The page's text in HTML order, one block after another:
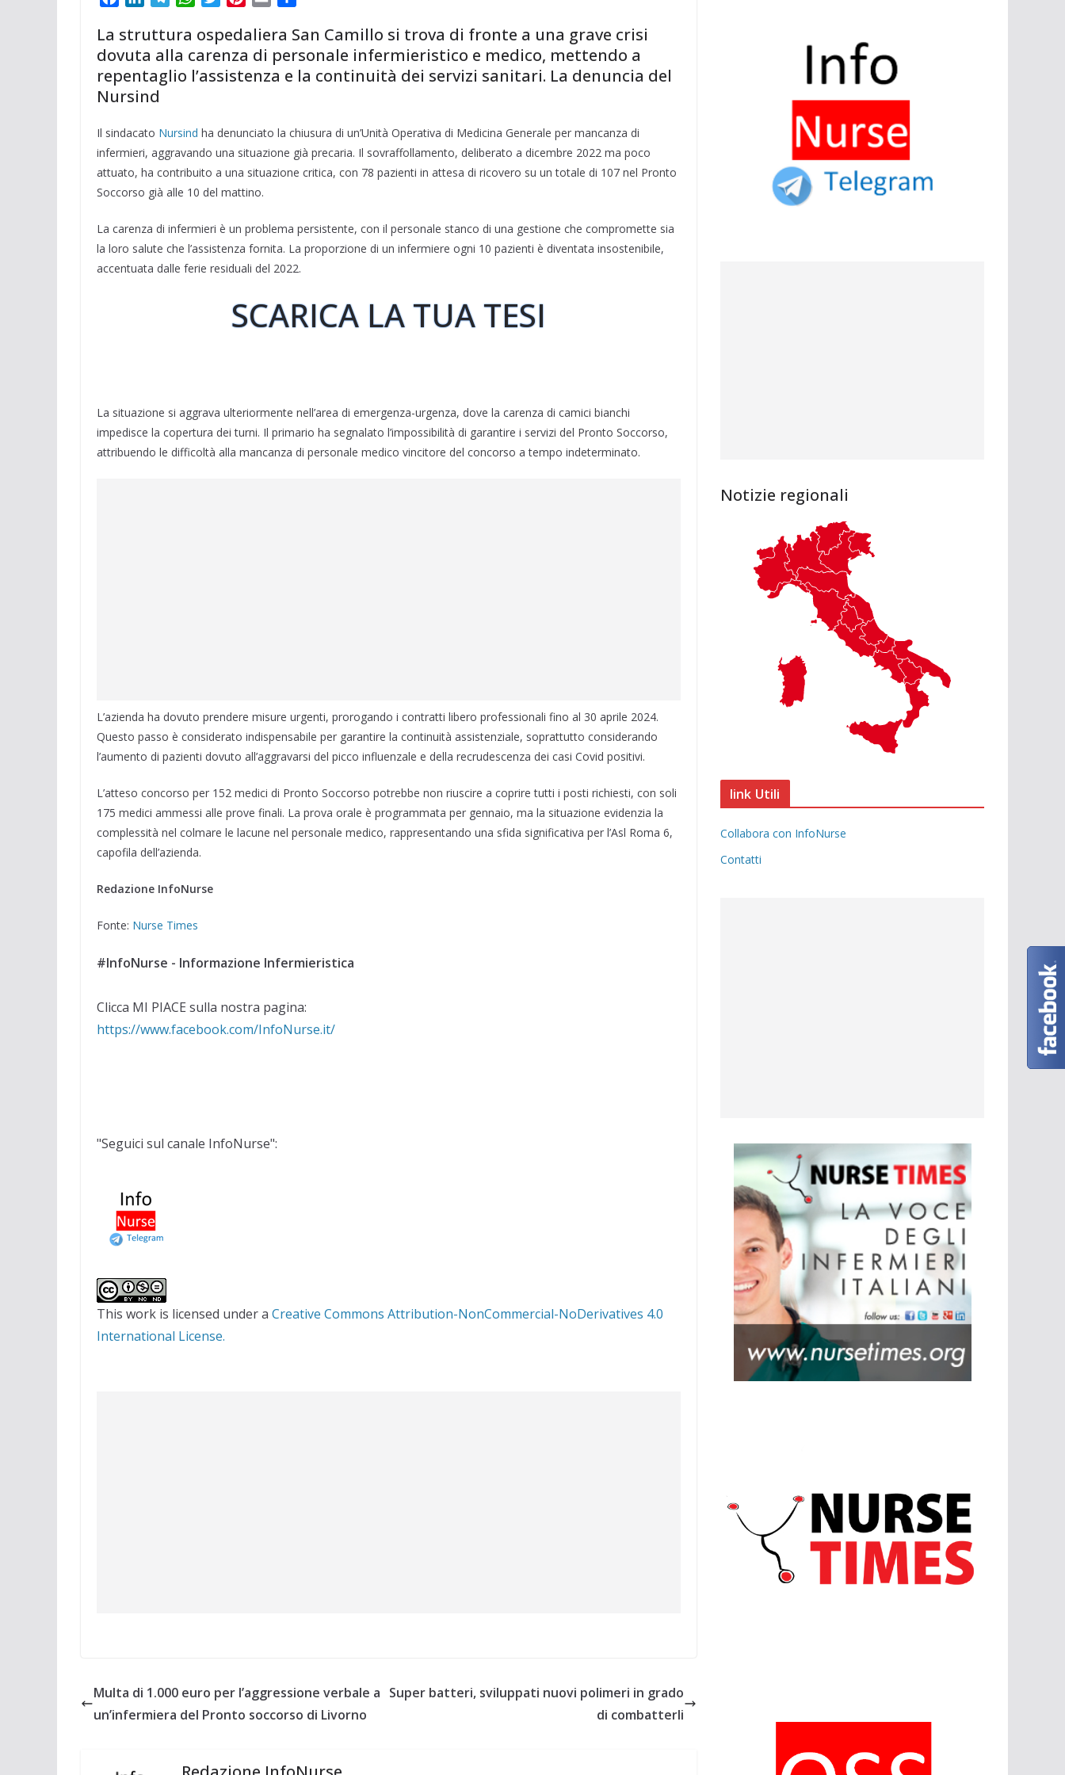
c
e
b
o
k
n
k
e
d
n
l
e
g
m
a
t
s
p
i
t
t
n
t
e
s
t
a
i
l
n
d
i
d
i
La struttura ospedaliera San Camillo si trova di fronte a una grave crisi
dovuta alla carenza di personale infermieristico e medico, mettendo a
repentaglio l’assistenza e la continuità dei servizi sanitari. La denuncia del
Nursind
Il sindacato Nursind ha denunciato la chiusura di un’Unità Operativa di Medicina Generale per mancanza di
infermieri, aggravando una situazione già precaria. Il sovraffollamento, deliberato a dicembre 2022 ma poco
attuato, ha contribuito a una situazione critica, con 78 pazienti in attesa di ricovero su un totale di 107 nel Pronto
Soccorso già alle 10 del mattino.
La carenza di infermieri è un problema persistente, con il personale stanco di una gestione che compromette sia
la loro salute che l’assistenza fornita. La proporzione di un infermiere ogni 10 pazienti è diventata insostenibile,
accentuata dalle ferie residuali del 2022.
SCARICA LA TUA TESI
La situazione si aggrava ulteriormente nell’area di emergenza-urgenza, dove la carenza di camici bianchi
impedisce la copertura dei turni. Il primario ha segnalato l’impossibilità di garantire i servizi del Pronto Soccorso,
attribuendo le difficoltà alla mancanza di personale medico vincitore del concorso a tempo indeterminato.
L’azienda ha dovuto prendere misure urgenti, prorogando i contratti libero professionali fino al 30 aprile 2024.
Questo passo è considerato indispensabile per garantire la continuità assistenziale, soprattutto considerando
l’aumento di pazienti dovuto all’aggravarsi del picco influenzale e della recrudescenza dei casi Covid positivi.
L’atteso concorso per 152 medici di Pronto Soccorso potrebbe non riuscire a coprire tutti i posti richiesti, con soli
175 medici ammessi alle prove finali. La prova orale è programmata per gennaio, ma la situazione evidenzia la
complessità nel colmare le lacune nel personale medico, rappresentando una sfida significativa per l’Asl Roma 6,
capofila dell’azienda.
Redazione InfoNurse
Fonte: Nurse Times
#InfoNurse - Informazione Infermieristica
Clicca MI PIACE sulla nostra pagina:
https://www.facebook.com/InfoNurse.it/
"Seguici sul canale InfoNurse":
This work is licensed under a Creative Commons Attribution-NonCommercial-NoDerivatives 4.0
International License.
Multa di 1.000 euro per l’aggressione verbale a
un’infermiera del Pronto soccorso di Livorno
Super batteri, sviluppati nuovi polimeri in grado
di combatterli
Notizie regionali
link Utili
Collabora con InfoNurse
Contatti